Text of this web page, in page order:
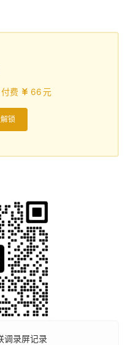
费  66元
锁
调录屏记录